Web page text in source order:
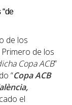
de los
de los
Copa ACB”
“Copa ACB
el